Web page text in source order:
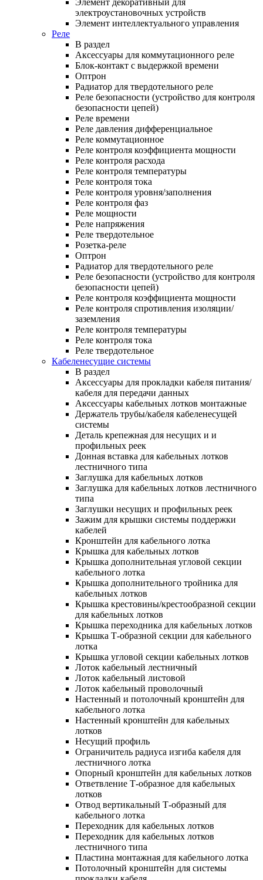
электроустановочных устройств
Элемент интеллектуального управления
Реле
В раздел
Аксессуары для коммутационного реле
Блок-контакт с выдержкой времени
Оптрон
Радиатор для твердотельного реле
Реле безопасности (устройство для контроля
безопасности цепей)
Реле времени
Реле давления дифференциальное
Реле коммутационное
Реле контроля коэффициента мощности
Реле контроля расхода
Реле контроля температуры
Реле контроля тока
Реле контроля уровня/заполнения
Реле контроля фаз
Реле мощности
Реле напряжения
Реле твердотельное
Розетка-реле
Оптрон
Радиатор для твердотельного реле
Реле безопасности (устройство для контроля
безопасности цепей)
Реле контроля коэффициента мощности
Реле контроля спротивления изоляции/
заземления
Реле контроля температуры
Реле контроля тока
Реле твердотельное
Кабеленесущие системы
В раздел
Аксессуары для прокладки кабеля питания/
кабеля для передачи данных
Аксессуары кабельных лотков монтажные
Держатель трубы/кабеля кабеленесущей
системы
Деталь крепежная для несущих и и
профильных реек
Донная вставка для кабельных лотков
лестничного типа
Заглушка для кабельных лотков
Заглушка для кабельных лотков лестничного
типа
Заглушки несущих и профильных реек
Зажим для крышки системы поддержки
кабелей
Кронштейн для кабельного лотка
Крышка для кабельных лотков
Крышка дополнительная угловой секции
кабельного лотка
Крышка дополнительного тройника для
кабельных лотков
Крышка крестовины/крестообразной секции
для кабельных лотков
Крышка переходника для кабельных лотков
Крышка Т-образной секции для кабельного
лотка
Крышка угловой секции кабельных лотков
Лоток кабельный лестничный
Лоток кабельный листовой
Лоток кабельный проволочный
Настенный и потолочный кронштейн для
кабельного лотка
Настенный кронштейн для кабельных
лотков
Несущий профиль
Ограничитель радиуса изгиба кабеля для
лестничного лотка
Опорный кронштейн для кабельных лотков
Ответвление Т-образное для кабельных
лотков
Отвод вертикальный Т-образный для
кабельного лотка
Переходник для кабельных лотков
Переходник для кабельных лотков
лестничного типа
Пластина монтажная для кабельного лотка
Потолочный кронштейн для системы